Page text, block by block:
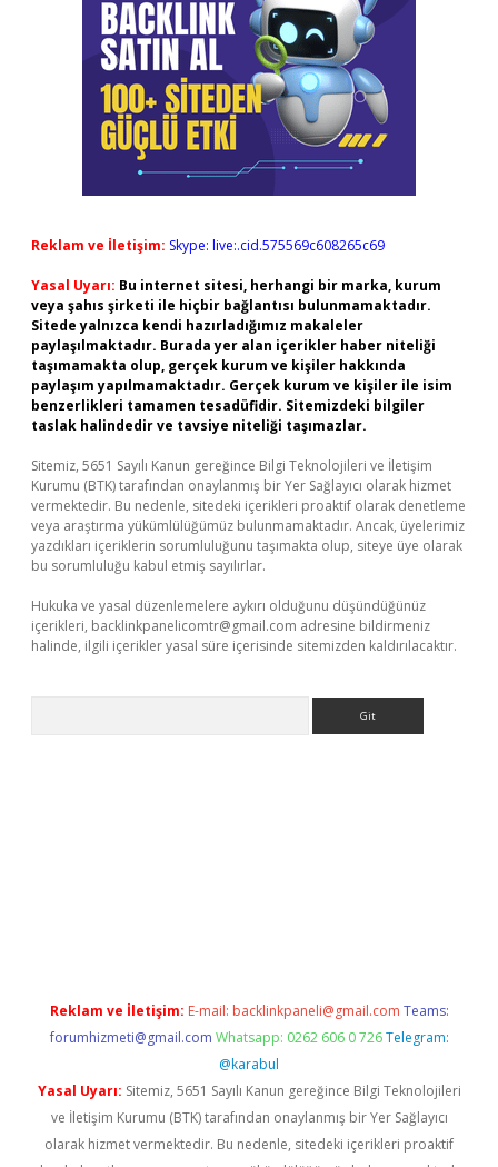
Reklam ve İletişim: Skype: live:.cid.575569c608265c69
Yasal Uyarı: Bu internet sitesi, herhangi bir marka, kurum
veya şahıs şirketi ile hiçbir bağlantısı bulunmamaktadır.
Sitede yalnızca kendi hazırladığımız makaleler
paylaşılmaktadır. Burada yer alan içerikler haber niteliği
taşımamakta olup, gerçek kurum ve kişiler hakkında
paylaşım yapılmamaktadır. Gerçek kurum ve kişiler ile isim
benzerlikleri tamamen tesadüfidir. Sitemizdeki bilgiler
taslak halindedir ve tavsiye niteliği taşımazlar.
Sitemiz, 5651 Sayılı Kanun gereğince Bilgi Teknolojileri ve İletişim
Kurumu (BTK) tarafından onaylanmış bir Yer Sağlayıcı olarak hizmet
vermektedir. Bu nedenle, sitedeki içerikleri proaktif olarak denetleme
veya araştırma yükümlülüğümüz bulunmamaktadır. Ancak, üyelerimiz
yazdıkları içeriklerin sorumluluğunu taşımakta olup, siteye üye olarak
bu sorumluluğu kabul etmiş sayılırlar.
Hukuka ve yasal düzenlemelere aykırı olduğunu düşündüğünüz
içerikleri, backlinkpanelicomtr@gmail.com adresine bildirmeniz
halinde, ilgili içerikler yasal süre içerisinde sitemizden kaldırılacaktır.
Reklam ve İletişim: E-mail: backlinkpaneli@gmail.com Teams:
forumhizmeti@gmail.com Whatsapp: 0262 606 0 726 Telegram:
@karabul
Yasal Uyarı: Sitemiz, 5651 Sayılı Kanun gereğince Bilgi Teknolojileri
ve İletişim Kurumu (BTK) tarafından onaylanmış bir Yer Sağlayıcı
olarak hizmet vermektedir. Bu nedenle, sitedeki içerikleri proaktif